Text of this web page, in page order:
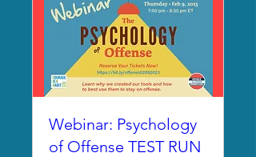
Webinar: Psychology
of Offense TEST RUN